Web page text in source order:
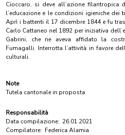
Cioccaro, si deve all’azione filantropica
l’educazione e le condizioni igieniche
Aprì i battenti il 17 dicembre 1844 e fu
Carlo Cattaneo nel 1892 per iniziativa
Gabrini, che ne aveva affidato la
Fumagalli. Interrotta l’attività in favore
culturali.
Note
Tutela cantonale in proposta
Responsabilità
Data compilazione: 26.01.2021
Compilatore: Federica Alamia